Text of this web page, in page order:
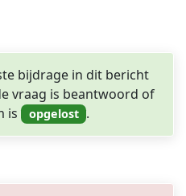
bijdrage in dit bericht
vraag is beantwoord of
is
.